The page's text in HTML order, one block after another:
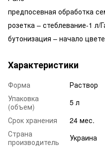
предпосевная обработка
розетка – стеблевание-1 л/
бутонизация – начало
Характеристики
Форма
Раствор
Упаковка
(объем)
5 л
Срок хранения
24 мес.
Страна
производитель
Украина